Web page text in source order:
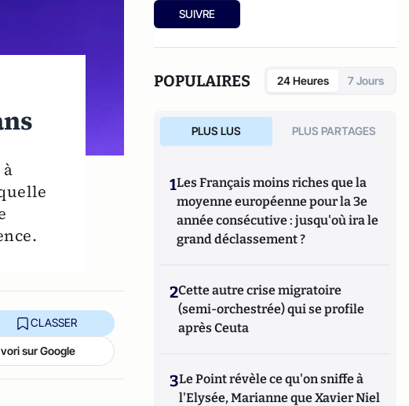
CLASSER
sur Google
ouvrage, "Comment sont morts les
politiques ? Le grand malaise du pouvoir",
SUIVRE
POPULAIRES 24 Heures 7 Jours
PLUS LUS PLUS PARTAGES
1Les Français moins riches que la
moyenne européenne pour la 3e
année consécutive : jusqu'où ira le
grand déclassement ?
2Cette autre crise migratoire
(semi-orchestrée) qui se profile
après Ceuta
3Le Point révèle ce qu'on sniffe à
l'Elysée, Marianne que Xavier Niel